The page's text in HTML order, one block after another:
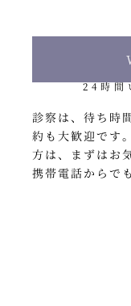
24時間
診察は、待ち時
約も大歓迎です。
方は、 まずはお
携帯電話からでも